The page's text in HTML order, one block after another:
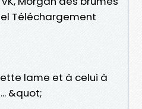
Téléchargement
lame et à celui à
&quot;